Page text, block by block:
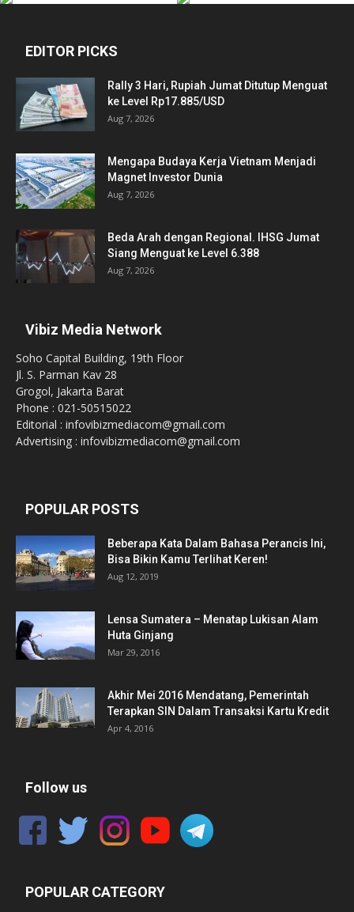
EDITOR PICKS
Rally 3 Hari, Rupiah Jumat Ditutup Menguat
ke Level Rp17.885/USD
Aug 7, 2026
Mengapa Budaya Kerja Vietnam Menjadi
Magnet Investor Dunia
Aug 7, 2026
Beda Arah dengan Regional. IHSG Jumat
Siang Menguat ke Level 6.388
Aug 7, 2026
Vibiz Media Network
Soho Capital Building, 19th Floor
Jl. S. Parman Kav 28
Grogol, Jakarta Barat
Phone : 021-50515022
Editorial : infovibizmediacom@gmail.com
Advertising : infovibizmediacom@gmail.com
POPULAR POSTS
Beberapa Kata Dalam Bahasa Perancis Ini,
Bisa Bikin Kamu Terlihat Keren!
Aug 12, 2019
Lensa Sumatera – Menatap Lukisan Alam
Huta Ginjang
Mar 29, 2016
Akhir Mei 2016 Mendatang, Pemerintah
Terapkan SIN Dalam Transaksi Kartu Kredit
Apr 4, 2016
Follow us
POPULAR CATEGORY